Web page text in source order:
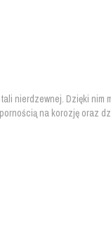
nierdzewnej. Dzięki
na korozję oraz